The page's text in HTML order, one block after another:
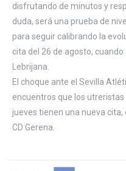
disfrutando de minutos y
duda, será una prueba de
para seguir calibrando la
cita del 26 de agosto,
Lebrijana.
El choque ante el Sevilla
encuentros que los
jueves tienen una nueva
CD Gerena.